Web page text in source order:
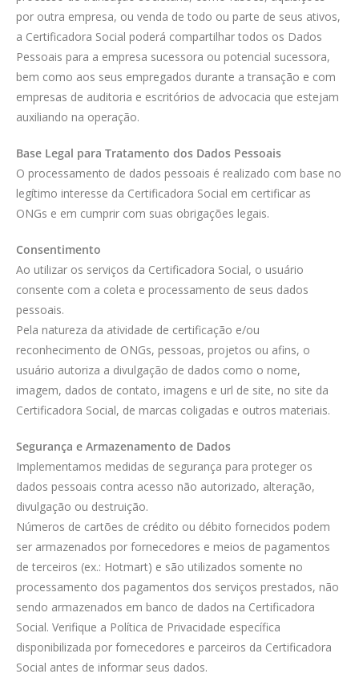
por outra empresa, ou venda de todo ou parte de seus ativos,
a Certificadora Social poderá compartilhar todos os Dados
Pessoais para a empresa sucessora ou potencial sucessora,
bem como aos seus empregados durante a transação e com
empresas de auditoria e escritórios de advocacia que estejam
auxiliando na operação.
Base Legal para Tratamento dos Dados Pessoais
O processamento de dados pessoais é realizado com base no
legítimo interesse da Certificadora Social em certificar as
ONGs e em cumprir com suas obrigações legais.
Consentimento
Ao utilizar os serviços da Certificadora Social, o usuário
consente com a coleta e processamento de seus dados
pessoais.
Pela natureza da atividade de certificação e/ou
reconhecimento de ONGs, pessoas, projetos ou afins, o
usuário autoriza a divulgação de dados como o nome,
imagem, dados de contato, imagens e url de site, no site da
Certificadora Social, de marcas coligadas e outros materiais.
Segurança e Armazenamento de Dados
Implementamos medidas de segurança para proteger os
dados pessoais contra acesso não autorizado, alteração,
divulgação ou destruição.
Números de cartões de crédito ou débito fornecidos podem
ser armazenados por fornecedores e meios de pagamentos
de terceiros (ex.: Hotmart) e são utilizados somente no
processamento dos pagamentos dos serviços prestados, não
sendo armazenados em banco de dados na Certificadora
Social. Verifique a Política de Privacidade específica
disponibilizada por fornecedores e parceiros da Certificadora
Social antes de informar seus dados.